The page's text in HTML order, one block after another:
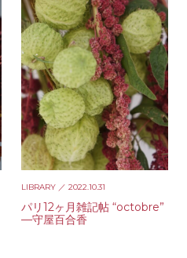
LIBRARY／ 2022.10.31
パリ12ヶ月雑記帖 “octobre”
—守屋百合香